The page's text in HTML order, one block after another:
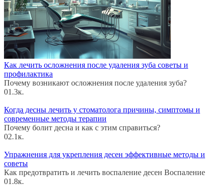
Как лечить осложнения после удаления зуба советы и
профилактика
Почему возникают осложнения после удаления зуба?
01.3к.
Когда десны лечить у стоматолога причины, симптомы и
современные методы терапии
Почему болит десна и как с этим справиться?
02.1к.
Упражнения для укрепления десен эффективные методы и
советы
Как предотвратить и лечить воспаление десен Воспаление
01.8к.